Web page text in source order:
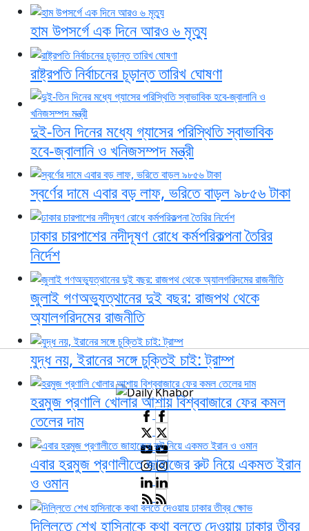
হাম উপসর্গে এক দিনে আরও ৬ মৃত্যু
রাষ্ট্রপতি নির্বাচনের চূড়ান্ত তারিখ ঘোষণা
দুই-তিন দিনের মধ্যে গ্যাসের পরিস্থিতি স্বাভাবিক
হবে-জ্বালানি ও খনিজসম্পদ মন্ত্রী
স্বর্ণের দামে এবার বড় লাফ, ভরিতে বাড়ল ৯৮৫৬ টাকা
ঢাকার চারপাশের নদীদূষণ রোধে কর্মপরিকল্পনা তৈরির
নির্দেশ
জুলাই গণঅভ্যুত্থানের দুই বছর: রাজপথ থেকে
অ্যালগরিদমের রাজনীতি
যুদ্ধ নয়, ইরানের সঙ্গে চুক্তিই চাই: ট্রাম্প
হরমুজ প্রণালি খোলার আশায় বিশ্ববাজারে ফের কমল
তেলের দাম
এবার হরমুজ প্রণালীতে জাহাজের রুট নিয়ে একমত ইরান
ও ওমান
দিল্লিতে শেখ হাসিনাকে কথা বলতে দেওয়ায় ঢাকার তীব্র